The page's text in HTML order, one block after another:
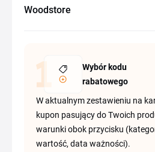
Woodstore
Wybór kodu
rabatowego
W aktualnym zestawieniu na
kupon pasujący do Twoich
warunki obok przycisku
wartość, data ważności).